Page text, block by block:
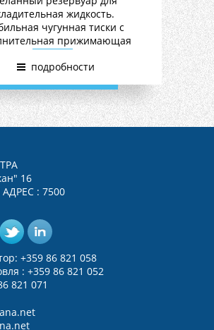
жидкость.
чугунная тиски с
прижимающая
и быстро затягивающий
Командная рукоятка с 24V
подробности
16
: 7500
+359 86 821 058
: +359 86 821 052
821 071